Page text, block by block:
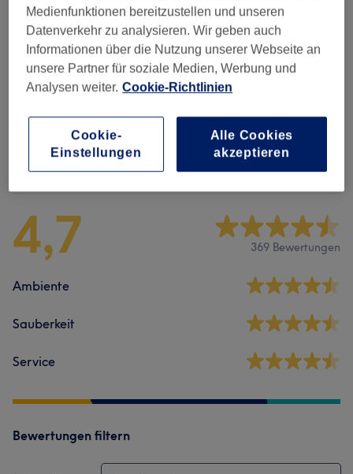
Haarkuren & Pflege 2 ab 10 €
Herren - Haarschnitte & Stylings (11) ab 12 €
Salonbewertungen
4,7 369 Bewertungen
Ambiente
Sauberkeit
Service
Bewertungen filtern
Medienfunktionen bereitzustellen und unseren
Datenverkehr zu analysieren. Wir geben auch
Informationen über die Nutzung unserer Webseite an
unsere Partner für soziale Medien, Werbung und
Analysen weiter. Cookie-Richtlinien
Cookie-
Einstellungen
Alle Cookies
akzeptieren